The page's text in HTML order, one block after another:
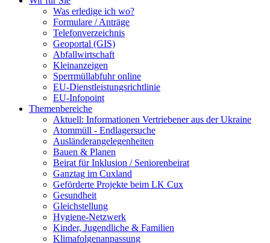
Was erledige ich wo?
Formulare / Anträge
Telefonverzeichnis
Geoportal (GIS)
Abfallwirtschaft
Kleinanzeigen
Sperrmüllabfuhr online
EU-Dienstleistungsrichtlinie
EU-Infopoint
Themenbereiche
Aktuell: Informationen Vertriebener aus der Ukraine
Atommüll - Endlagersuche
Ausländerangelegenheiten
Bauen & Planen
Beirat für Inklusion / Seniorenbeirat
Ganztag im Cuxland
Geförderte Projekte beim LK Cux
Gesundheit
Gleichstellung
Hygiene-Netzwerk
Kinder, Jugendliche & Familien
Klimafolgenanpassung